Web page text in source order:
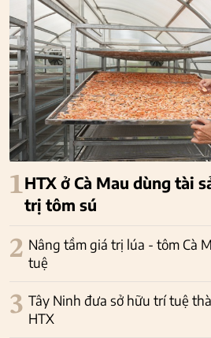
1HTX ở Cà Mau dùng tài
trị tôm sú
2 Nâng tầm giá trị lúa - tôm Cà
tuệ
3 Tây Ninh đưa sở hữu trí tuệ
HTX